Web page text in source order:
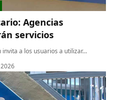
Agencias
servicios
a los usuarios a utilizar…